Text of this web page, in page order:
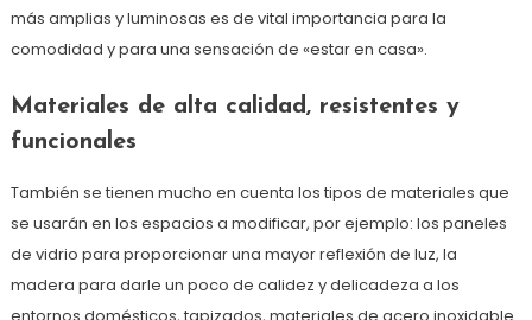
más amplias y luminosas es de vital importancia para la
comodidad y para una sensación de «estar en casa».
Materiales de alta calidad, resistentes y
funcionales
También se tienen mucho en cuenta los tipos de materiales que
se usarán en los espacios a modificar, por ejemplo: los paneles
de vidrio para proporcionar una mayor reflexión de luz, la
madera para darle un poco de calidez y delicadeza a los
entornos domésticos, tapizados, materiales de acero inoxidable